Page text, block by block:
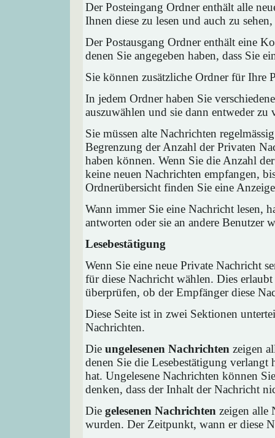
Der Posteingang Ordner enthält alle
Ihnen diese zu lesen und auch zu
Der Postausgang Ordner enthält eine
denen Sie angegeben haben, dass Sie
Sie können zusätzliche Ordner für Ihre
In jedem Ordner haben Sie
auszuwählen und sie dann entweder
Sie müssen alte Nachrichten
Begrenzung der Anzahl der Privaten
haben können. Wenn Sie die Anzahl
keine neuen Nachrichten empfangen,
Ordnerübersicht finden Sie eine
Wann immer Sie eine Nachricht lesen,
antworten oder sie an andere Benutzer
Lesebestätigung
Wenn Sie eine neue Private Nachricht
für diese Nachricht wählen. Dies
überprüfen, ob der Empfänger diese
Diese Seite ist in zwei Sektionen
Nachrichten.
Die ungelesenen Nachrichten zeigen
denen Sie die Lesebestätigung verlangt
hat. Ungelesene Nachrichten können
denken, dass der Inhalt der Nachricht
Die gelesenen Nachrichten zeigen alle
wurden. Der Zeitpunkt, wann er diese